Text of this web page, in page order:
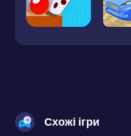
Схожі ігри